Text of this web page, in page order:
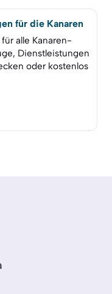
für die Kanaren
alle Kanaren-
Dienstleistungen
oder kostenlos